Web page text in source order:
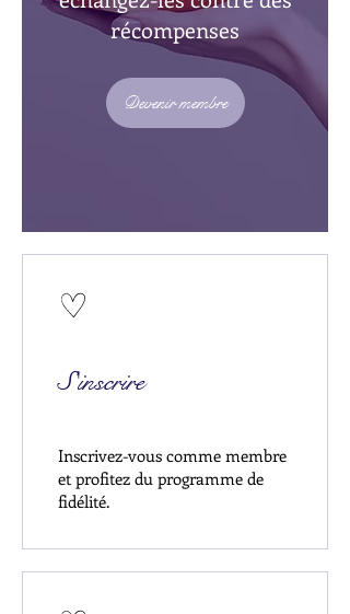
récompenses
Devenir membre
S'inscrire
Inscrivez-vous comme membre
et profitez du programme de
fidélité.